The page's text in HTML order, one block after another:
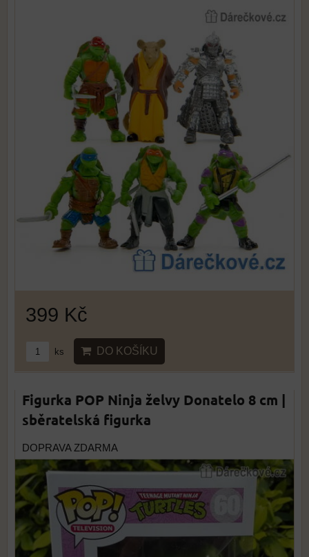
399 Kč
ks DO KOŠÍKU
Figurka POP Ninja želvy Donatelo 8 cm |
sběratelská figurka
DOPRAVA ZDARMA